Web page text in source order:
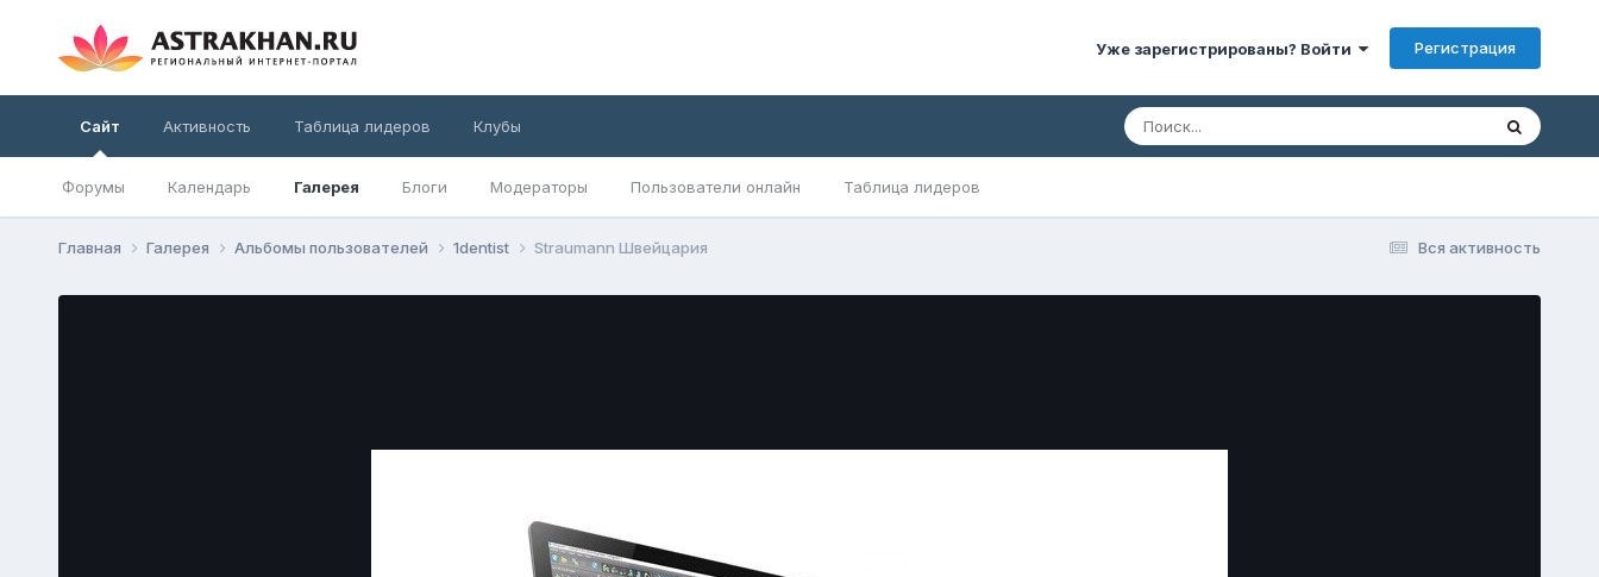
Уже зарегистрированы? Войти Регистрация
Сайт
Форумы Календарь Галерея Блоги Модераторы Пользователи онлайн Таблица лидеров
Активность Таблица лидеров Клубы
Вся активность
Главная Галерея Альбомы пользователей 1dentist Straumann Швейцария